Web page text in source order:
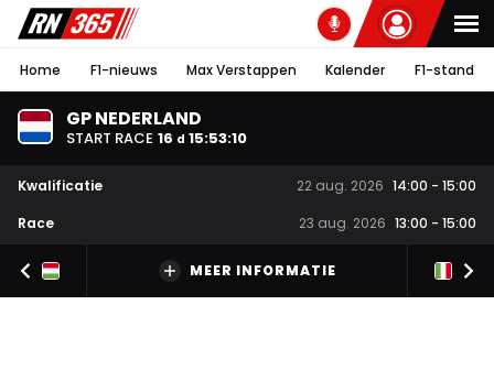
Home F1-nieuws Max Verstappen Kalender F1-stand
GP NEDERLAND
START RACE 16 d 15:53:10
Kwalificatie 22 aug. 2026 14:00 - 15:00
Race
23 aug. 2026 13:00 - 15:00
MEER INFORMATIE